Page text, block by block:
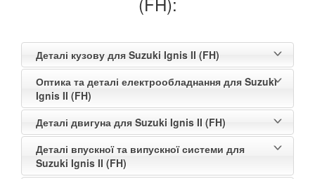
Деталі кузову для Suzuki Ignis II (FH)
Оптика та деталі електрообладнання для Suzuki
Ignis II (FH)
Деталі двигуна для Suzuki Ignis II (FH)
Деталі впускної та випускної системи для
Suzuki Ignis II (FH)